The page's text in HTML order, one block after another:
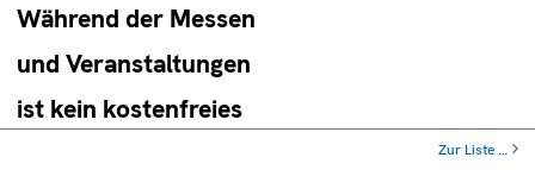
Während der Messen
und Veranstaltungen
ist kein kostenfreies
Zur Liste …